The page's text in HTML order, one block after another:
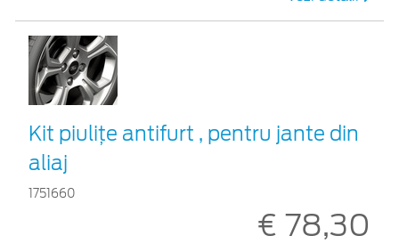
Kit piuliţe antifurt , pentru jante din
aliaj
1751660
€ 78,30